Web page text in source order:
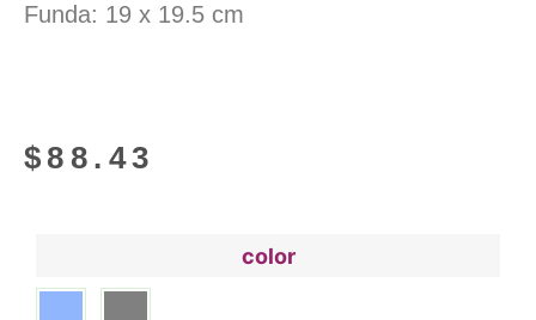
Funda: 19 x 19.5 cm
$88.43
color